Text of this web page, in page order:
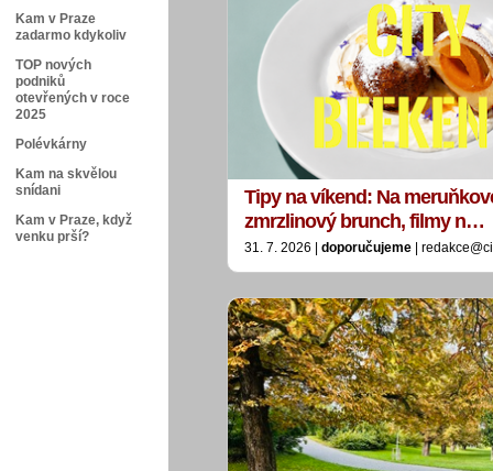
Kam v Praze
zadarmo kdykoliv
TOP nových
podniků
otevřených v roce
2025
Polévkárny
Kam na skvělou
snídani
Kam v Praze, když
venku prší?
Tipy na víkend: Na
zmrzlinový brunch, filmy n…
31. 7. 2026 | doporučujeme |